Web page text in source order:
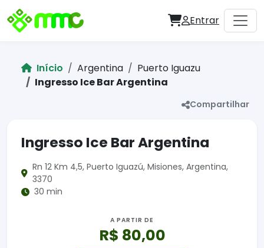
Entrar
Início Argentina
Puerto Iguazu
Ingresso Ice Bar Argentina
Compartilhar
Ingresso Ice Bar Argentina
Rn 12 Km 4,5, Puerto Iguazú, Misiones, Argentina,
3370
30 min
A PARTIR DE
R$ 80,00